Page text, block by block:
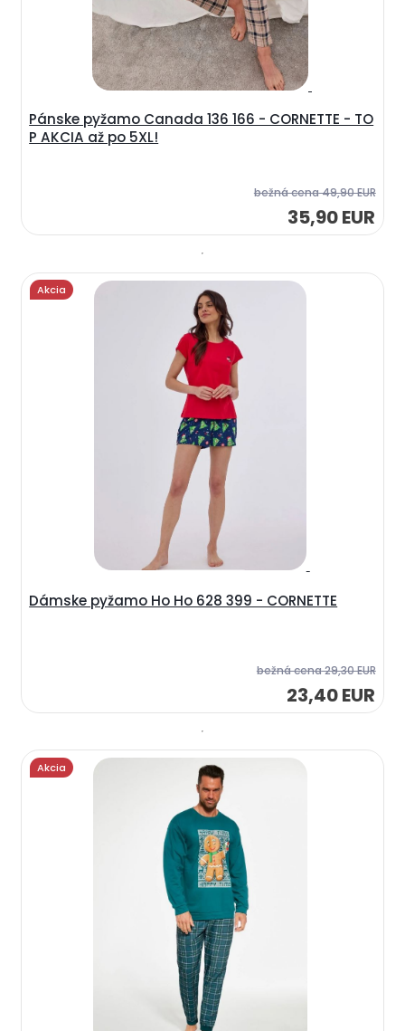
Pánske pyžamo Canada 136 166 - CORNETTE - TO
P AKCIA až po 5XL!
bežná cena49,90 EUR
35,90 EUR
Dámske pyžamo Ho Ho 628 399 - CORNETTE
bežná cena29,30 EUR
23,40 EUR
Akcia
Akcia